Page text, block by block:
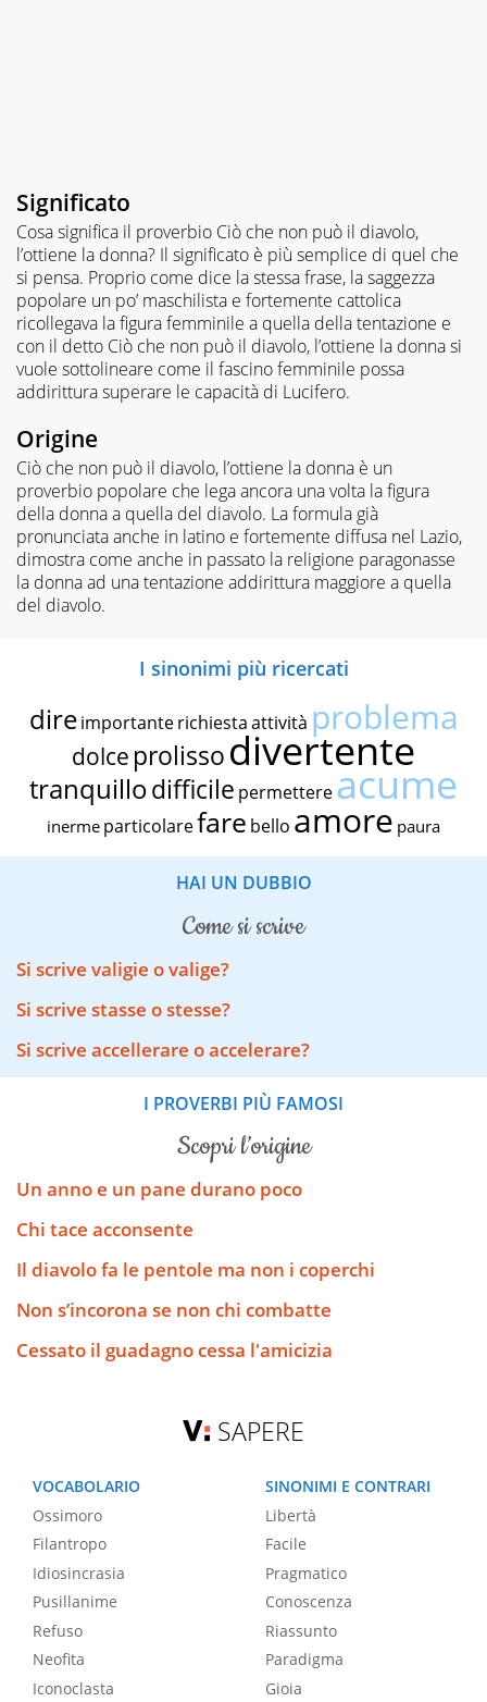
Significato
Cosa significa il proverbio Ciò che non può il diavolo,
l’ottiene la donna? Il significato è più semplice di quel che
si pensa. Proprio come dice la stessa frase, la saggezza
popolare un po’ maschilista e fortemente cattolica
ricollegava la figura femminile a quella della tentazione e
con il detto Ciò che non può il diavolo, l’ottiene la donna si
vuole sottolineare come il fascino femminile possa
addirittura superare le capacità di Lucifero.
Origine
Ciò che non può il diavolo, l’ottiene la donna è un
proverbio popolare che lega ancora una volta la figura
della donna a quella del diavolo. La formula già
pronunciata anche in latino e fortemente diffusa nel Lazio,
dimostra come anche in passato la religione paragonasse
la donna ad una tentazione addirittura maggiore a quella
del diavolo.
I sinonimi più ricercati
dire importante richiestaattività problema
dolce prolissodivertente
tranquillodifficile permettereacume
inerme particolarefare bello amore paura
HAI UN DUBBIO
come si scrive
Si scrive valigie o valige?
Si scrive stasse o stesse?
Si scrive accellerare o accelerare?
I PROVERBI PIÙ FAMOSI
scopri l’origine
Un anno e un pane durano poco
Chi tace acconsente
Il diavolo fa le pentole ma non i coperchi
Non s’incorona se non chi combatte
Cessato il guadagno cessa l'amicizia
SAPERE
VOCABOLARIO
Ossimoro
Filantropo
Idiosincrasia
Pusillanime
Refuso
Neofita
Iconoclasta
SINONIMI E CONTRARI
Libertà
Facile
Pragmatico
Conoscenza
Riassunto
Paradigma
Gioia